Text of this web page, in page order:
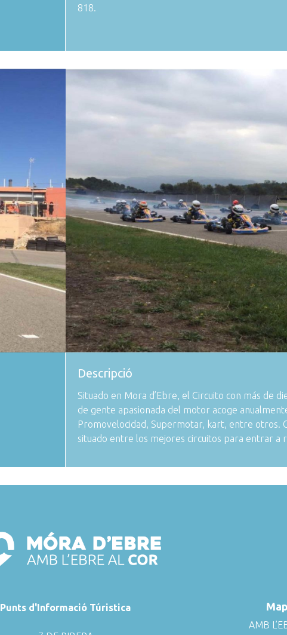
818.
Descripció
Situado en Mora d’Ebre, el Circuito con más de
de gente apasionada del motor acoge
Promovelocidad, Supermotar, kart, entre otros.
situado entre los mejores circuitos para entrar
Punts d'Informació Túristica
AMB